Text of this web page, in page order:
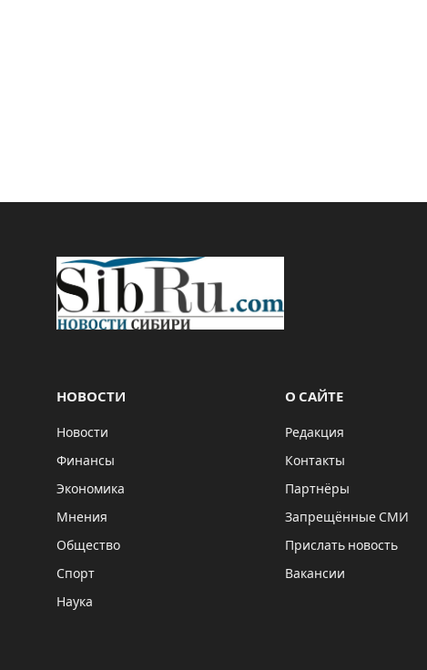
НОВОСТИ
Новости
Финансы
Экономика
Мнения
Общество
Спорт
Наука
О САЙТЕ
Редакция
Контакты
Партнёры
Запрещённые СМИ
Прислать новость
Вакансии